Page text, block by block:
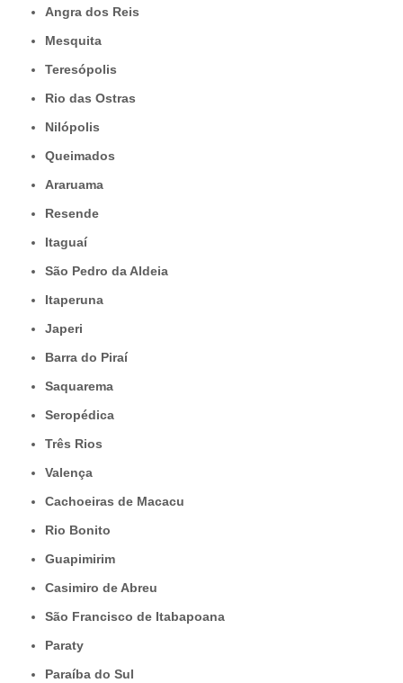
Angra dos Reis
Mesquita
Teresópolis
Rio das Ostras
Nilópolis
Queimados
Araruama
Resende
Itaguaí
São Pedro da Aldeia
Itaperuna
Japeri
Barra do Piraí
Saquarema
Seropédica
Três Rios
Valença
Cachoeiras de Macacu
Rio Bonito
Guapimirim
Casimiro de Abreu
São Francisco de Itabapoana
Paraty
Paraíba do Sul